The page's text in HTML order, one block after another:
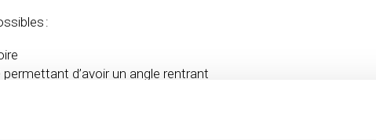
:
d’avoir un angle rentrant
coupes à 45°